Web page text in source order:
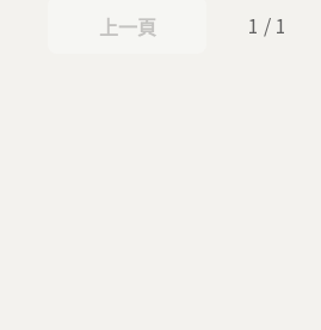
上一頁
上一頁 1 / 1